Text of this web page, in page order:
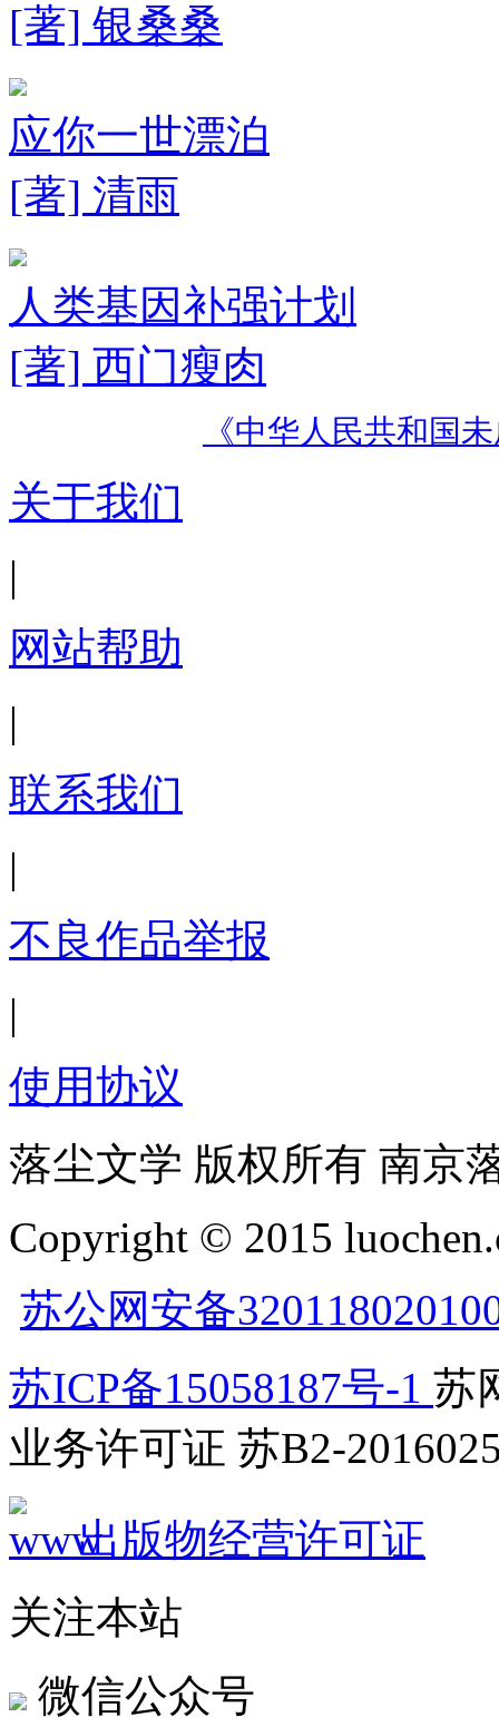
[著] 银桑桑
应你一世漂泊
[著] 清雨
人类基因补强计划
[著] 西门瘦肉
《中华人民共和国
关于我们
|
网站帮助
|
联系我们
|
不良作品举报
|
使用协议
落尘文学 版权所有 南京
Copyright © 2015
苏公网安备
苏ICP备15058187号-1 苏
业务许可证 苏B2-
出版物经营许可证
关注本站
微信公众号